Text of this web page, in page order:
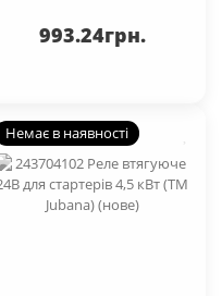
993.24грн.
Немає в наявності